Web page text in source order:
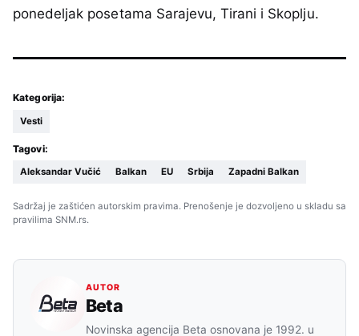
ponedeljak posetama Sarajevu, Tirani i Skoplju.
Kategorija:
Vesti
Tagovi:
Aleksandar Vučić Balkan EU Srbija Zapadni Balkan
Sadržaj je zaštićen autorskim pravima. Prenošenje je dozvoljeno u skladu sa
pravilima SNM.rs.
AUTOR
Beta
Novinska agencija Beta osnovana je 1992. u